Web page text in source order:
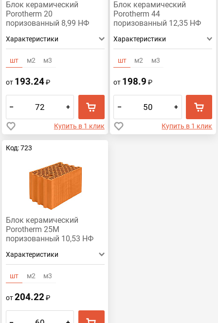
Блок керамический
Porotherm 20
поризованный 8,99 НФ
Характеристики
шт м2 м3
от 193.24₽
– +
Купить в 1 клик
Блок керамический
Porotherm 44
поризованный 12,35 НФ
Характеристики
шт м2 м3
от 198.9 ₽
– +
Купить в 1 клик
Код: 723
Блок керамический
Porotherm 25М
поризованный 10,53 НФ
Характеристики
шт м2 м3
от204.22₽